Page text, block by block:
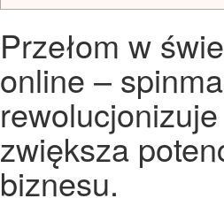
Przełom w
online –
zwiększa
biznesu.